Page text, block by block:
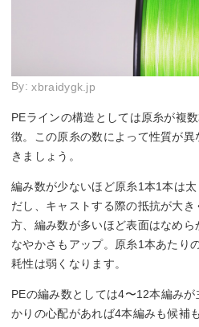
By:xbraidygk.jp
PEラインの構造としては原糸が複
徴。この原糸の数によって性質が
きましょう。
編み数が少ないほど原糸1本1本は
だし、キャストする際の抵抗が大
方、編み数が多いほど表面はなめ
なやかさもアップ。原糸1本あたり
耗性は弱くなります。
PEの編み数としては4〜12本編み
かりの心配があれば4本編みも候補